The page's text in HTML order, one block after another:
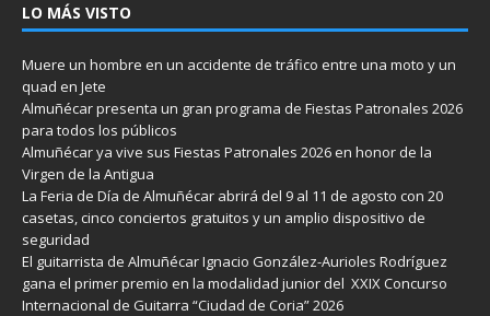
LO MÁS VISTO
Muere un hombre en un accidente de tráfico entre una moto y un
quad en Jete
Almuñécar presenta un gran programa de Fiestas Patronales 2026
para todos los públicos
Almuñécar ya vive sus Fiestas Patronales 2026 en honor de la
Virgen de la Antigua
La Feria de Día de Almuñécar abrirá del 9 al 11 de agosto con 20
casetas, cinco conciertos gratuitos y un amplio dispositivo de
seguridad
El guitarrista de Almuñécar Ignacio González-Aurioles Rodríguez
gana el primer premio en la modalidad junior del XXIX Concurso
Internacional de Guitarra “Ciudad de Coria” 2026